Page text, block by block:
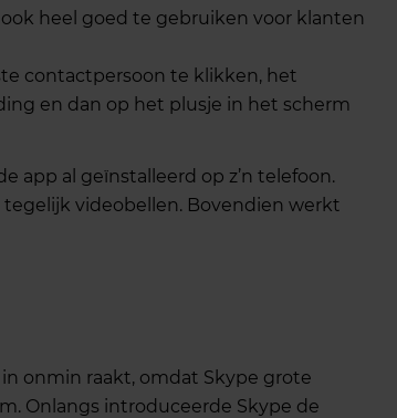
heel goed te gebruiken voor klanten
contactpersoon te klikken, het
en dan op het plusje in het scherm
app al geïnstalleerd op z’n telefoon.
videobellen. Bovendien werkt
onmin raakt, omdat Skype grote
Onlangs introduceerde Skype de